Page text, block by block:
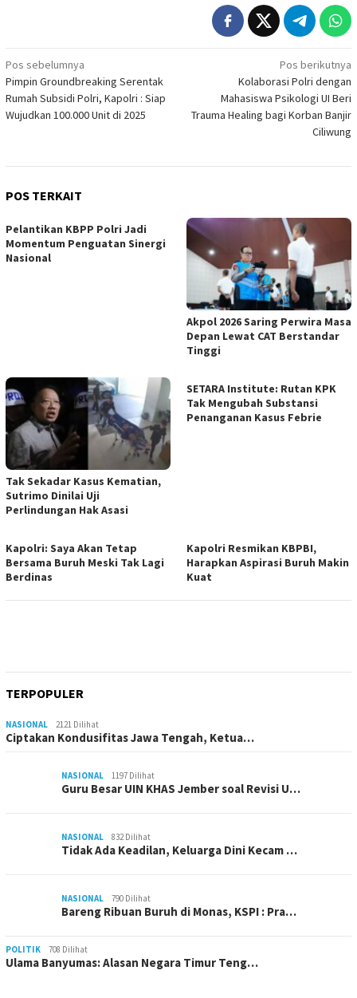
Navigasi
pos
Pos sebelumnya
Pimpin Groundbreaking Serentak
Rumah Subsidi Polri, Kapolri : Siap
Wujudkan 100.000 Unit di 2025
Pos berikutnya
Kolaborasi Polri dengan
Mahasiswa Psikologi UI Beri
Trauma Healing bagi Korban Banjir
Ciliwung
POS TERKAIT
Pelantikan KBPP Polri Jadi
Momentum Penguatan Sinergi
Nasional
Akpol 2026 Saring Perwira Masa
Depan Lewat CAT Berstandar
Tinggi
Tak Sekadar Kasus Kematian,
Sutrimo Dinilai Uji
Perlindungan Hak Asasi
SETARA Institute: Rutan KPK
Tak Mengubah Substansi
Penanganan Kasus Febrie
Kapolri: Saya Akan Tetap
Bersama Buruh Meski Tak Lagi
Berdinas
Kapolri Resmikan KBPBI,
Harapkan Aspirasi Buruh Makin
Kuat
TERPOPULER
NASIONAL 2121 Dilihat
Ciptakan Kondusifitas Jawa Tengah, Ketua…
NASIONAL 1197 Dilihat
Guru Besar UIN KHAS Jember soal Revisi U…
NASIONAL 832 Dilihat
Tidak Ada Keadilan, Keluarga Dini Kecam …
NASIONAL 790 Dilihat
Bareng Ribuan Buruh di Monas, KSPI : Pra…
POLITIK 708 Dilihat
Ulama Banyumas: Alasan Negara Timur Teng…